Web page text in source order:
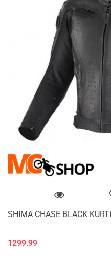
SHIMA CHASE BLACK
1299.99